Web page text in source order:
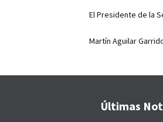
El Presidente de la
Martín Aguilar
Últimas